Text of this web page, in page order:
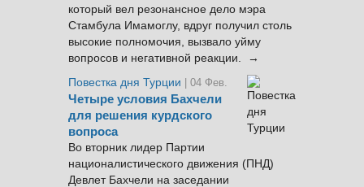
который вел резонансное дело мэра
Стамбула Имамоглу, вдруг получил столь
высокие полномочия, вызвало уйму
вопросов и негативной реакции. →
Повестка дня Турции
| 04 Фев.
Четыре условия Бахчели
для решения курдского
вопроса
Во вторник лидер Партии
националистического движения (ПНД)
Девлет Бахчели на заседании